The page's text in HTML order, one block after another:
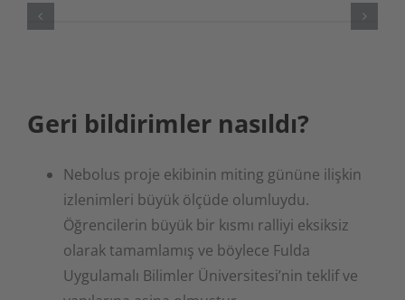
Geri bildirimler nasıldı?
Nebolus proje ekibinin miting gününe ilişkin
izlenimleri büyük ölçüde olumluydu.
Öğrencilerin büyük bir kısmı ralliyi eksiksiz
olarak tamamlamış ve böylece Fulda
Uygulamalı Bilimler Üniversitesi’nin teklif ve